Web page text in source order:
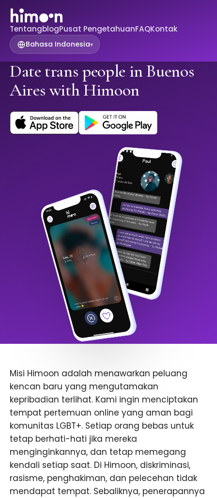
TentangblogPusat PengetahuanFAQKontak
Bahasa Indonesia▾
Date trans people in Buenos
Aires with Himoon
Misi Himoon adalah menawarkan peluang
kencan baru yang mengutamakan
kepribadian terlihat. Kami ingin menciptakan
tempat pertemuan online yang aman bagi
komunitas LGBT+. Setiap orang bebas untuk
tetap berhati-hati jika mereka
menginginkannya, dan tetap memegang
kendali setiap saat. Di Himoon, diskriminasi,
rasisme, penghakiman, dan pelecehan tidak
mendapat tempat. Sebaliknya, penerapannya